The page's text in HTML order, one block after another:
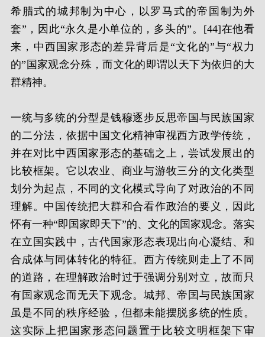
希腊式的城邦制为中心，以罗马式的帝国制为外
套”，因此“永久是小单位的，多头的”。[44]在他看
来，中西国家形态的差异背后是“文化的”与“权力
的”国家观念分殊，而文化的即谓以天下为依归的大
群精神。
一统与多统的分型是钱穆逐步反思帝国与民族国家
的二分法，依据中国文化精神审视西方政学传统，
并在对比中西国家形态的基础之上，尝试发展出的
比较框架。它以农业、商业与游牧三分的文化类型
划分为起点，不同的文化模式导向了对政治的不同
理解。中国传统把大群和合看作政治的要义，因此
怀有一种“即国家即天下”的、文化的国家观念。落实
在立国实践中，古代国家形态表现出向心凝结、和
合成体与同体转化的特征。西方传统则走上了不同
的道路，在理解政治时过于强调分别对立，故而只
有国家观念而无天下观念。城邦、帝国与民族国家
虽是不同的秩序经验，但都未能摆脱多统的性质。
这实际上把国家形态问题置于比较文明框架下审